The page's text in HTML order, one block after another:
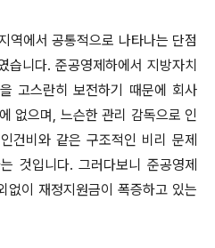
역에서 공통적으로 나타나는 단점
습니다. 준공영제하에서 지방자치
고스란히 보전하기 때문에 회사
없으며, 느슨한 관리 감독으로 인
건비와 같은 구조적인 비리 문제
것입니다. 그러다보니 준공영제
없이 재정지원금이 폭증하고 있는